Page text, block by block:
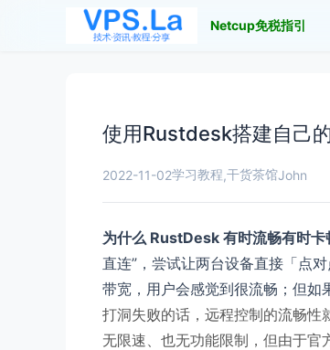
Netcup免税指引
使用Rustdesk搭建自己
2022-11-02学习教程,干货茶馆John
为什么 RustDesk 有时流畅有时卡
直连”，尝试让两台设备直接「点
带宽，用户会感觉到很流畅；但如
打洞失败的话，远程控制的流畅性
无限速、也无功能限制，但由于官